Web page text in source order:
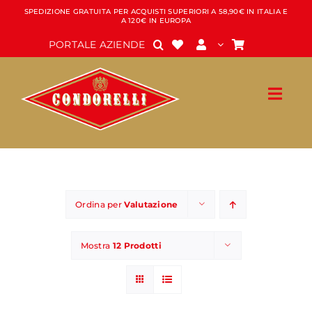
Salta
contenuto
SPEDIZIONE GRATUITA PER ACQUISTI SUPERIORI A 58,90€ IN ITALIA E
A 120€ IN EUROPA
PORTALE AZIENDE
Ordina perValutazione
Mostra 12 Prodotti